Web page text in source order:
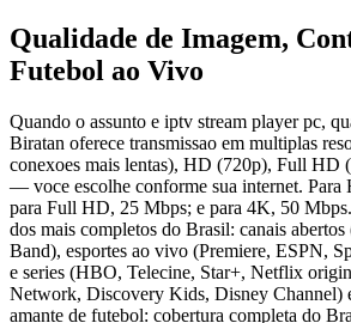
Qualidade de Imagem,
Futebol ao Vivo
Quando o assunto e iptv stream player pc,
Biratan oferece transmissao em multiplas
conexoes mais lentas), HD (720p), Full HD
— voce escolhe conforme sua internet. Para
para Full HD, 25 Mbps; e para 4K, 50
dos mais completos do Brasil: canais
Band), esportes ao vivo (Premiere, ESPN,
e series (HBO, Telecine, Star+, Netflix
Network, Discovery Kids, Disney Channel)
amante de futebol: cobertura completa do